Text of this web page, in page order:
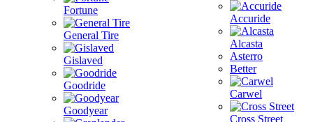
Fortune
General Tire
Gislaved
Goodride
Goodyear
Accuride
Alcasta
Asterro
Better
Carwel
Cross Street